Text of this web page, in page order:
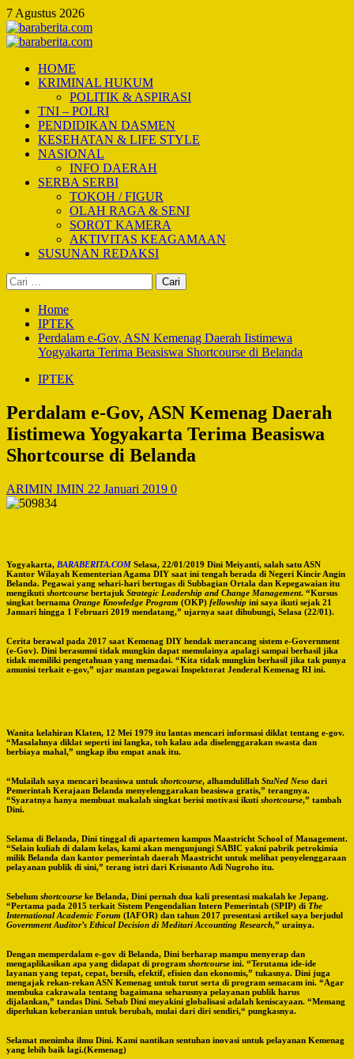
Skip
to
content
7 Agustus 2026
Primary
HOME
KRIMINAL HUKUM
POLITIK & ASPIRASI
TNI – POLRI
PENDIDIKAN DASMEN
KESEHATAN & LIFE STYLE
NASIONAL
INFO DAERAH
SERBA SERBI
TOKOH / FIGUR
OLAH RAGA & SENI
SOROT KAMERA
AKTIVITAS KEAGAMAAN
SUSUNAN REDAKSI
Cari
untuk:
Home
IPTEK
Perdalam e-Gov, ASN Kemenag Daerah Iistimewa
Yogyakarta Terima Beasiswa Shortcourse di Belanda
IPTEK
Perdalam e-Gov, ASN Kemenag Daerah
Iistimewa Yogyakarta Terima Beasiswa
Shortcourse di Belanda
ARIMIN IMIN 22 Januari 2019 0
Yogyakarta, BARABERITA.COM Selasa, 22/01/2019 Dini Meiyanti, salah satu ASN
Kantor Wilayah Kementerian Agama DIY saat ini tengah berada di Negeri Kincir Angin
Belanda. Pegawai yang sehari-hari bertugas di Subbagian Ortala dan Kepegawaian itu
mengikuti shortcourse bertajuk Strategic Leadership and Change Management. “Kursus
singkat bernama Orange Knowledge Program (OKP) fellowship ini saya ikuti sejak 21
Januari hingga 1 Februari 2019 mendatang,” ujarnya saat dihubungi, Selasa (22/01).
Cerita berawal pada 2017 saat Kemenag DIY hendak merancang sistem e-Government
(e-Gov). Dini berasumsi tidak mungkin dapat memulainya apalagi sampai berhasil jika
tidak memiliki pengetahuan yang memadai. “Kita tidak mungkin berhasil jika tak punya
amunisi terkait e-gov,” ujar mantan pegawai Inspektorat Jenderal Kemenag RI ini.
Wanita kelahiran Klaten, 12 Mei 1979 itu lantas mencari informasi diklat tentang e-gov.
“Masalahnya diklat seperti ini langka, toh kalau ada diselenggarakan swasta dan
berbiaya mahal,” ungkap ibu empat anak itu.
“Mulailah saya mencari beasiswa untuk shortcourse, alhamdulillah StuNed Neso dari
Pemerintah Kerajaan Belanda menyelenggarakan beasiswa gratis,” terangnya.
“Syaratnya hanya membuat makalah singkat berisi motivasi ikuti shortcourse,” tambah
Dini.
Selama di Belanda, Dini tinggal di apartemen kampus Maastricht School of Management.
“Selain kuliah di dalam kelas, kami akan mengunjungi SABIC yakni pabrik petrokimia
milik Belanda dan kantor pemerintah daerah Maastricht untuk melihat penyelenggaraan
pelayanan publik di sini,” terang istri dari Krisnanto Adi Nugroho itu.
Sebelum shortcourse ke Belanda, Dini pernah dua kali presentasi makalah ke Jepang.
“Pertama pada 2015 terkait Sistem Pengendalian Intern Pemerintah (SPIP) di The
International Academic Forum (IAFOR) dan tahun 2017 presentasi artikel saya berjudul
Government Auditor’s Ethical Decision di Meditari Accounting Research,” urainya.
Dengan memperdalam e-gov di Belanda, Dini berharap mampu menyerap dan
mengaplikasikan apa yang didapat di program shortcourse ini. “Terutama ide-ide
layanan yang tepat, cepat, bersih, efektif, efisien dan ekonomis,” tukasnya. Dini juga
mengajak rekan-rekan ASN Kemenag untuk turut serta di program semacam ini. “Agar
membuka cakrawala tentang bagaimana seharusnya pelayanan publik harus
dijalankan,” tandas Dini. Sebab Dini meyakini globalisasi adalah keniscayaan. “Memang
diperlukan keberanian untuk berubah, mulai dari diri sendiri,“ pungkasnya.
Selamat menimba ilmu Dini. Kami nantikan sentuhan inovasi untuk pelayanan Kemenag
yang lebih baik lagi.(Kemenag)